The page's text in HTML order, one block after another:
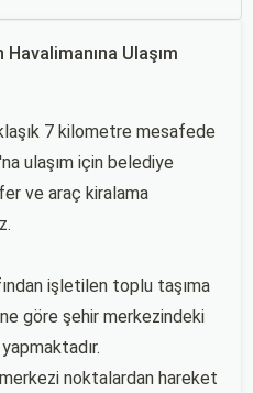
Ulaşım
7 kilometre mesafede
ulaşım için belediye
ve araç kiralama
işletilen toplu taşıma
göre şehir merkezindeki
noktalardan hareket